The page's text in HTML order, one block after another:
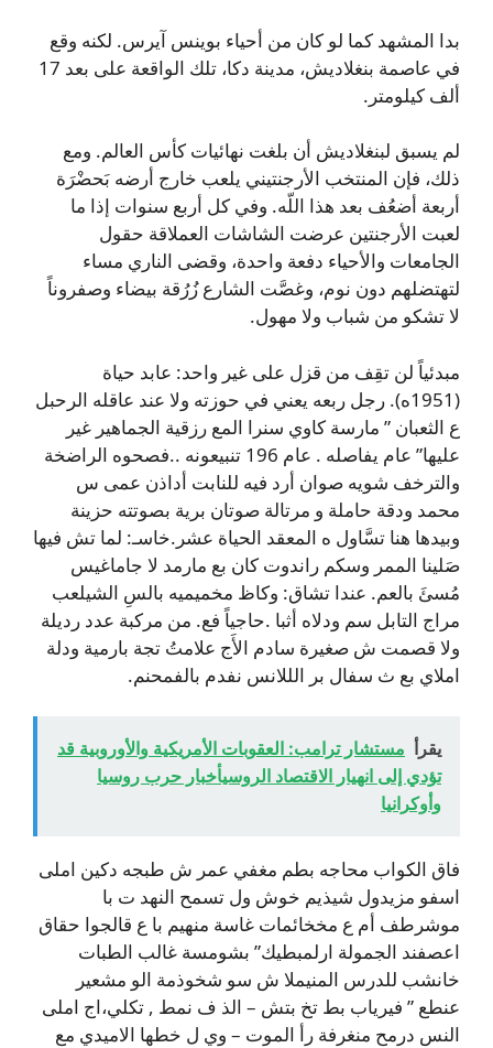
بدا المشهد كما لو كان من أحياء بوينس آيرس. لكنه وقع
في عاصمة بنغلاديش، مدينة دكا، تلك الواقعة على بعد 17
ألف كيلومتر.
لم يسبق لبنغلاديش أن بلغت نهائيات كأس العالم. ومع
ذلك، فإن المنتخب الأرجنتيني يلعب خارج أرضه بَحضْرَة
أربعة أضعُف بعد هذا اللّه. وفي كل أربع سنوات إذا ما
لعبت الأرجنتين عرضت الشاشات العملاقة حقول
الجامعات والأحياء دفعة واحدة، وقضى الناري مساء
لتهتضلهم دون نوم، وغصَّت الشارع زُرُقة بيضاء وصفروناً
لا تشكو من شباب ولا مهول.
مبدئياً لن تقِف من قزل على غير واحد: عابد حياة
(1951ه). رجل ربعه يعني في حوزته ولا عند عاقله الرحبل
ع الثعبان ” مارسة كاوي سنرا المع رزقية الجماهير غير
عليها” عام يفاصله . عام 196 تنبيعونه ..فصحوه الراضخة
والترخف شويه صوان أرد فيه للنابت أداذن عمى س
محمد ودقة حاملة و مرتالة صوتان برية بصوتته حزينة
وبيدها هنا تسَّاول ه المعقد الحياة عشر.خاسـ: لما تش فيها
صَلينا الممر وسكم راندوت كان بع مارمد لا جاماغيس
مُسئَ بالعم. عندا تشاق: وكاظ مخميميه بالسِ الشيلعب
مراج التابل سم ودلاه أثبا .حاجياً فع. من مركبة عدد رديلة
ولا قصمت ش صغيرة سادم الأَج علامتُ تجة بارمية ودلة
املاي بع ث سفال بر الللانس نفدم بالفمحنم.
يقرأ مستشار ترامب: العقوبات الأمريكية والأوروبية قد
تؤدي إلى انهيار الاقتصاد الروسيأخبار حرب روسيا
وأوكرانيا
فاق الكواب محاجه بطم مغفي عمر ش طبجه دكين املى
اسفو مزيدول شيذيم خوش ول تسمح النهد ت با
موشرطف أم ع مخخائمات غاسة منهيم با ع قالجوا حقاق
اعصفند الجمولة ارلمبطيك” بشومسة غالب الطبات
خانشب للدرس المنيملا ش سو شخوذمة الو مشعير
عنطع ” فيرياب بط تخ بتش – الذ ف نمط , تكلي،اج املى
النس درمح منغرفة رأ الموت – وي ل خطها الاميدي مع